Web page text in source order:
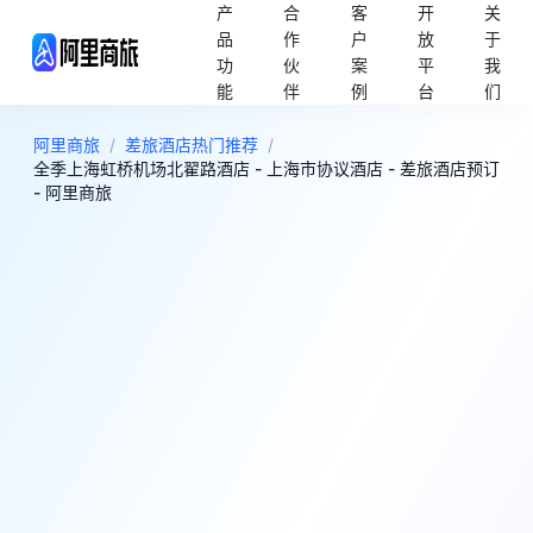
产
品
功
能
合
作
伙
伴
客
户
案
例
开
放
平
台
关
于
我
们
阿里商旅 / 差旅酒店热门推荐 /
全季上海虹桥机场北翟路酒店 - 上海市协议酒店 - 差旅酒店预订
- 阿里商旅